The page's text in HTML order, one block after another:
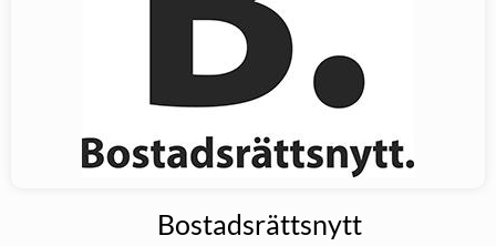
Bostadsrättsnytt